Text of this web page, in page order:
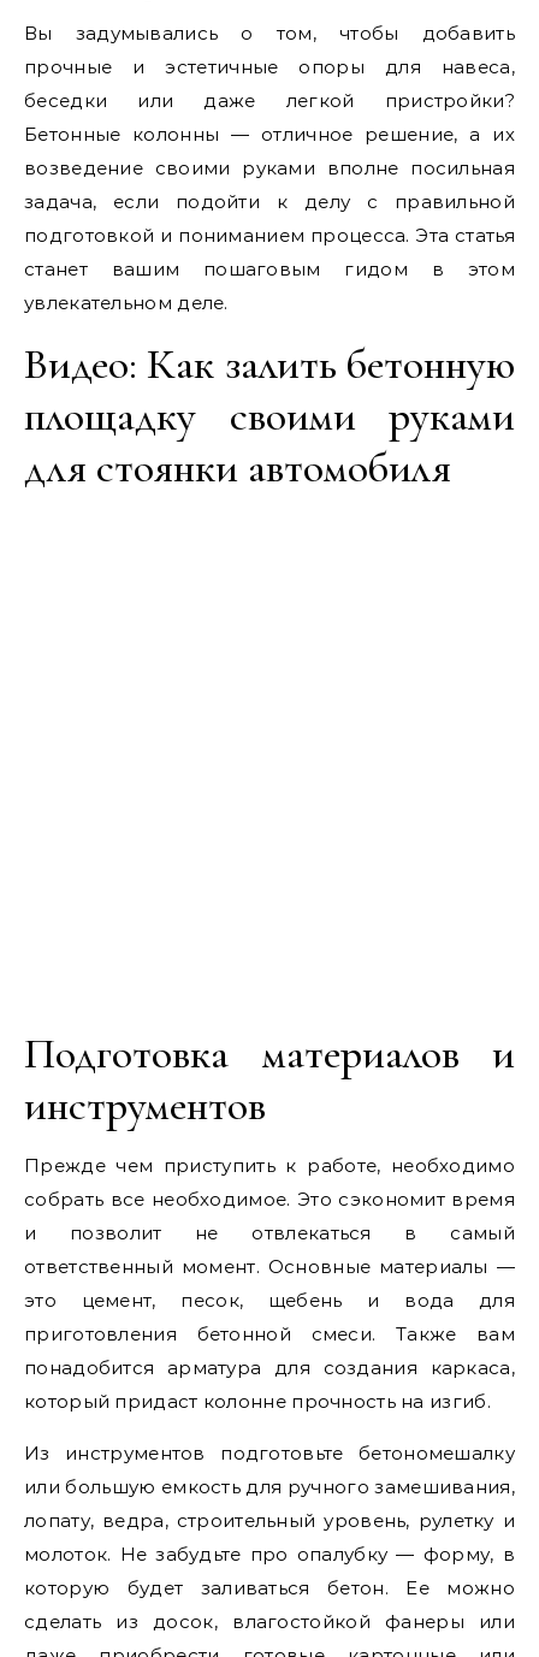
Вы задумывались о том, чтобы добавить
прочные и эстетичные опоры для навеса,
беседки или даже легкой пристройки?
Бетонные колонны — отличное решение, а их
возведение своими руками вполне посильная
задача, если подойти к делу с правильной
подготовкой и пониманием процесса. Эта статья
станет вашим пошаговым гидом в этом
увлекательном деле.
Видео: Как залить бетонную
площадку своими руками
для стоянки автомобиля
Подготовка материалов и
инструментов
Прежде чем приступить к работе, необходимо
собрать все необходимое. Это сэкономит время
и позволит не отвлекаться в самый
ответственный момент. Основные материалы —
это цемент, песок, щебень и вода для
приготовления бетонной смеси. Также вам
понадобится арматура для создания каркаса,
который придаст колонне прочность на изгиб.
Из инструментов подготовьте бетономешалку
или большую емкость для ручного замешивания,
лопату, ведра, строительный уровень, рулетку и
молоток. Не забудьте про опалубку — форму, в
которую будет заливаться бетон. Ее можно
сделать из досок, влагостойкой фанеры или